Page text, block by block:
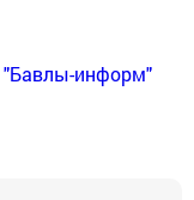
"Бавлы-информ"